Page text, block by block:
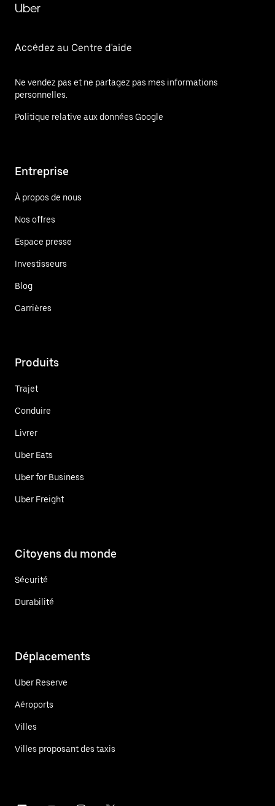
Uber
Accédez au Centre d'aide
Ne vendez pas et ne partagez pas mes informations
personnelles.
Politique relative aux données Google
Entreprise
À propos de nous
Nos offres
Espace presse
Investisseurs
Blog
Carrières
Produits
Trajet
Conduire
Livrer
Uber Eats
Uber for Business
Uber Freight
Citoyens du monde
Sécurité
Durabilité
Déplacements
Uber Reserve
Aéroports
Villes
Villes proposant des taxis